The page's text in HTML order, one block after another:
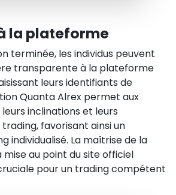
la plateforme
terminée, les individus peuvent
transparente à la plateforme
leurs identifiants de
Quanta Alrex permet aux
inclinations et leurs
favorisant ainsi un
individualisé. La maîtrise de la
au point du site officiel
pour un trading compétent